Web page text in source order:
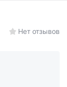
Нет отзывов